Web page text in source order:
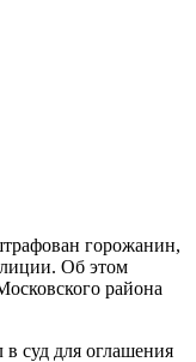
горожанин,
Об этом
района
суд для оглашения